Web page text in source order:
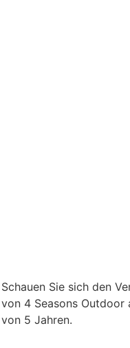
Schauen Sie sich den
von 4 Seasons
von 5 Jahren.